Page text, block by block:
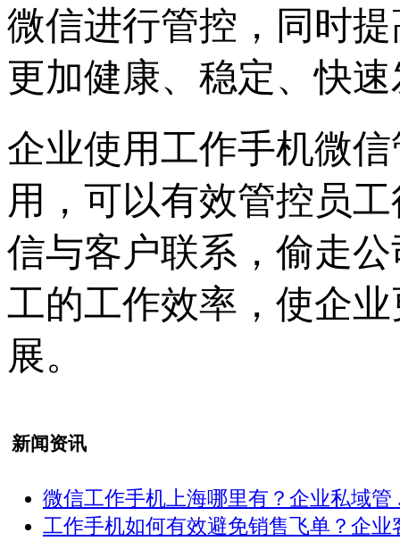
微信进行管控，同时
更加健康、稳定、快
企业使用工作手机微
用，可以有效管控员
信与客户联系，偷走
工的工作效率，使企
展。
新闻资讯
微信工作手机上海哪里有？企业私域管
工作手机如何有效避免销售飞单？企业